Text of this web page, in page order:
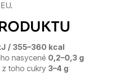
/ 355–360 kcal
nasycené 0,2–0,3 g
z toho cukry 3–4 g